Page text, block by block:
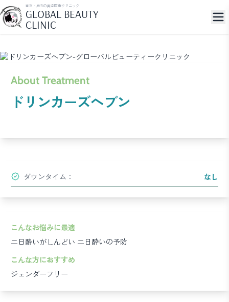
東京・麻布の美容医療クリニック
GLOBAL BEAUTY
CLINIC
About Treatment
ドリンカーズヘブン
ダウンタイム： なし
こんなお悩みに最適
二日酔いがしんどい 二日酔いの予防
こんな方におすすめ
ジェンダーフリー